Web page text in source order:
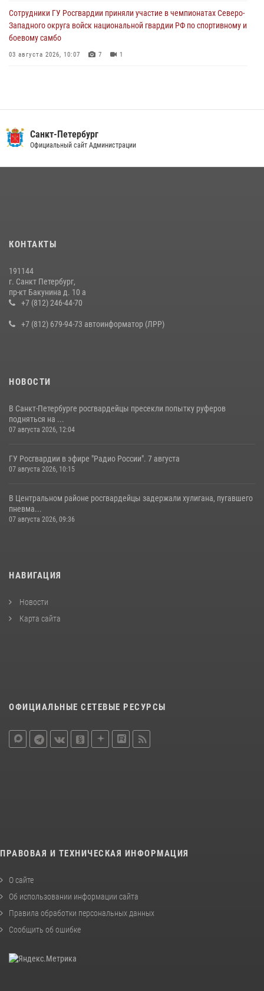
Сотрудники ГУ Росгвардии приняли участие в чемпионатах Северо-
Западного округа войск национальной гвардии РФ по спортивному и
боевому самбо
03 августа 2026, 10:07 7 1
В Красногвардейском районе росгвардейцы задержали хулигана,
угрожавшего мужчине пневматическим пистолетом
на III Международном петербургском цифровом форуме
В Ленобласти сотрудники Росгвардии провели встречу с
воспитанниками детского клуба «Умные каникулы»
Санкт-Петербург
Официальный сайт Администрации
КОНТАКТЫ
191144
г. Санкт Петербург,
пр-кт Бакунина д. 10 а
+7 (812) 246-44-70
+7 (812) 679-94-73 автоинформатор (ЛРР)
НОВОСТИ
В Санкт-Петербурге росгвардейцы пресекли попытку руферов
подняться на ...
07 августа 2026, 12:04
ГУ Росгвардии в эфире "Радио России". 7 августа
07 августа 2026, 10:15
В Центральном районе росгвардейцы задержали хулигана, пугавшего
пневма...
07 августа 2026, 09:36
НАВИГАЦИЯ
Новости
Карта сайта
ОФИЦИАЛЬНЫЕ СЕТЕВЫЕ РЕСУРСЫ
ПРАВОВАЯ И ТЕХНИЧЕСКАЯ ИНФОРМАЦИЯ
О сайте
Об использовании информации сайта
Правила обработки персональных данных
Сообщить об ошибке